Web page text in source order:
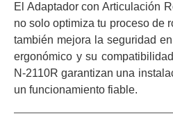
El Adaptador con Articulación
no solo optimiza tu proceso de
también mejora la seguridad
ergonómico y su
N-2110R garantizan una
un funcionamiento fiable.